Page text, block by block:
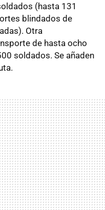
(hasta 131
blindados de
Otra
de hasta ocho
soldados. Se añaden